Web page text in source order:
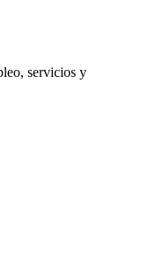
servicios y